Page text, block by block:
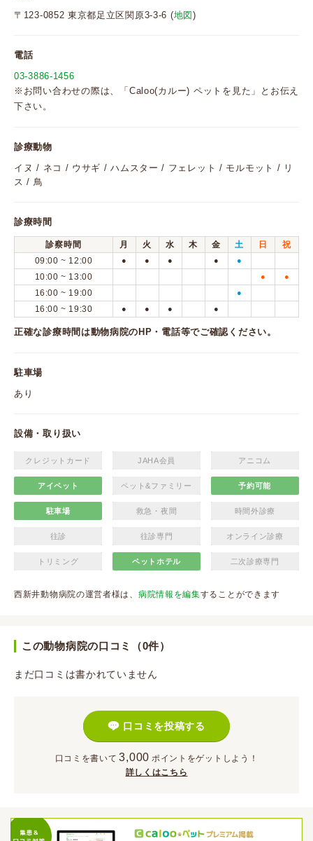
〒123-0852 東京都足立区関原3-3-6 (地図 )
電話
03-3886-1456
※お問い合わせの際は、「Caloo(カルー) ペットを見た」とお伝え
下さい。
診療動物
イヌ / ネコ / ウサギ / ハムスター / フェレット / モルモット / リ
ス / 鳥
診療時間
診察時間 月 火 水 木 金 土 日
祝
09:00 ~ 12:00
● ● ● ● ●
10:00 ~ 13:00 ● ●
16:00 ~ 19:00 ●
16:00 ~ 19:30 ● ● ● ●
正確な診療時間は動物病院のHP・電話等でご確認ください。
駐車場
あり
設備・取り扱い
クレジットカード JAHA会員 アニコム
アイペット ペット&ファミリー 予約可能
駐車場 救急・夜間 時間外診療
往診 往診専門 オンライン診療
トリミング ペットホテル 二次診療専門
西新井動物病院の運営者様は、 病院情報を編集することができます
この動物病院の口コミ（0件）
まだ口コミは書かれていません
口コミを投稿する
口コミを書いて 3,000 ポイント をゲットしよう！
詳しくはこちら